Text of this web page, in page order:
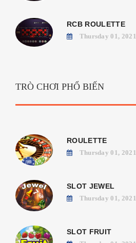
RCB ROULETTE
Thursday 01, 2021
TRÒ CHƠI PHỔ BIẾN
ROULETTE
Thursday 01, 2021
SLOT JEWEL
Thursday 01, 2021
SLOT FRUIT